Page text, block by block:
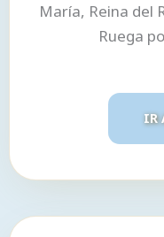
María, Reina del
Ruega
IR